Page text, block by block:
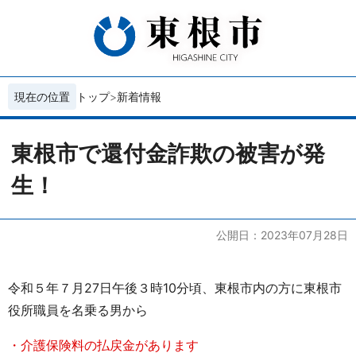
現在の位置 トップ 新着情報
東根市で還付金詐欺の被害が発
生！
公開日：2023年07月28日
令和５年７月27日午後３時10分頃、東根市内の方に東根市
役所職員を名乗る男から
・介護保険料の払戻金があります